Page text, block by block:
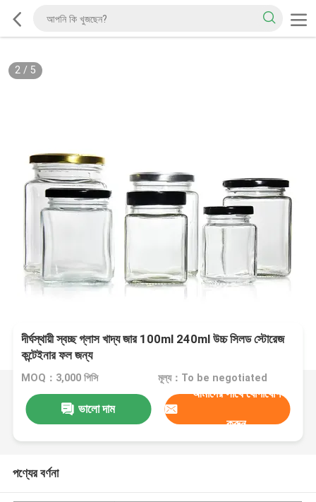
2/ 5
দীর্ঘস্থায়ী স্বচ্ছ গ্লাস খাদ্য জার 100ml 240ml উচ্চ সিলড স্টোরেজ
কন্টেইনার ফল জন্য
MOQ：3,000 পিসি মূল্য：To be negotiated
ভালো দাম
আমাদের সাথে যোগাযোগ
করুন
পণ্যের বর্ণনা